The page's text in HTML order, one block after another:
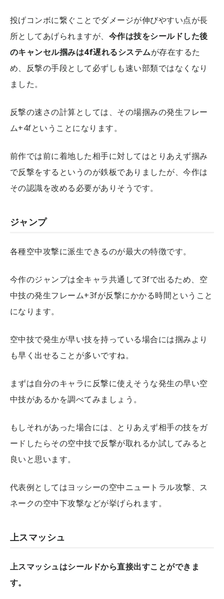
投げコンボに繋ぐことでダメージが伸びやすい点が長
所としてあげられますが、 今作は技をシールドした後
のキャンセル掴みは4f遅れるシステムが存在するた
め、反撃の手段として必ずしも速い部類ではなくなり
ました。
反撃の速さの計算としては、その場掴みの発生フレー
ム+4fということになります。
前作では前に着地した相手に対してはとりあえず掴み
で反撃をするというのが鉄板でありましたが、今作は
その認識を改める必要がありそうです。
ジャンプ
各種空中攻撃に派生できるのが最大の特徴です。
今作のジャンプは全キャラ共通して3fで出るため、空
中技の発生フレーム+3fが反撃にかかる時間ということ
になります。
空中技で発生が早い技を持っている場合には掴みより
も早く出せることが多いですね。
まずは自分のキャラに反撃に使えそうな発生の早い空
中技があるかを調べてみましょう。
もしそれがあった場合には、とりあえず相手の技をガ
ードしたらその空中技で反撃が取れるか試してみると
良いと思います。
代表例としてはヨッシーの空中ニュートラル攻撃、ス
ネークの空中下攻撃などが挙げられます。
上スマッシュ
上スマッシュはシールドから直接出すことができま
す。